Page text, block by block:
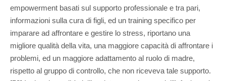
empowerment basati sul supporto professionale e tra pari,
informazioni sulla cura di figli, ed un training specifico per
imparare ad affrontare e gestire lo stress, riportano una
migliore qualità della vita, una maggiore capacità di affrontare i
problemi, ed un maggiore adattamento al ruolo di madre,
rispetto al gruppo di controllo, che non riceveva tale supporto.